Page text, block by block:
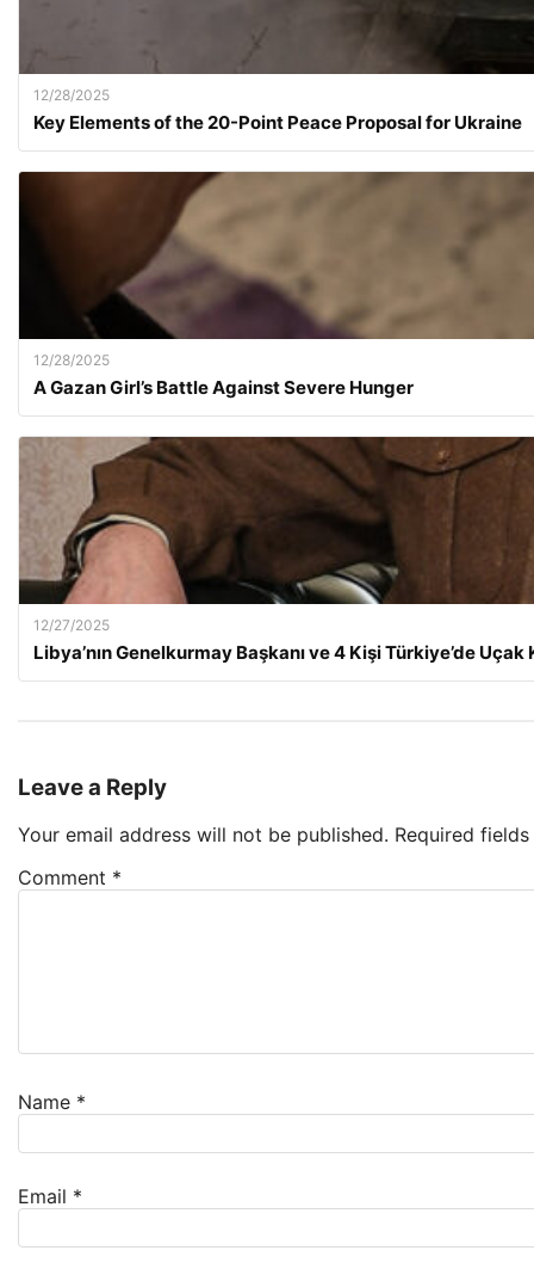
12/28/2025
Key Elements of the 20-Point Peace Proposal for Ukraine
12/28/2025
A Gazan Girl’s Battle Against Severe Hunger
12/27/2025
Libya’nın Genelkurmay Başkanı ve 4 Kişi Türkiye’de Uçak
Leave a Reply
Your email address will not be published. Required
Comment *
Name *
Email *